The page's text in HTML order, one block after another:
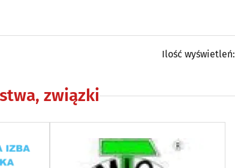
Ilość wyświetleń:
związki